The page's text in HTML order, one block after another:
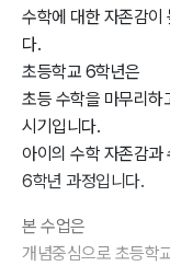
수학에 대한 자존감이
다.
초등학교 6학년은
초등 수학을 마무리하
시기입니다.
아이의 수학 자존감과
6학년 과정입니다.
본 수업은
개념중심으로 초등학